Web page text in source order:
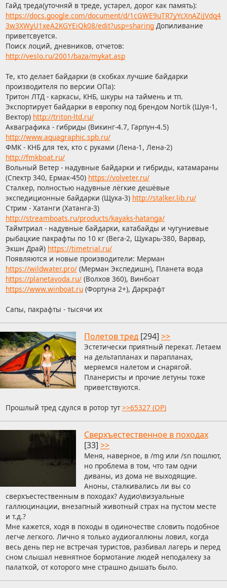
Гайд треда(уточняй в треде, устарел, дорог как память):
https://docs.google.com/document/d/1cGWE9uTR7yYcXnAZiJVdq4
3w3XWyU1xeA2KGYEiQk08/edit?usp=sharingДопиливание
приветсвуется.
Поиск лоций, дневников, отчетов:
http://veslo.ru/2001/baza/mykat.asp
Те, кто делает байдарки (в скобках лучшие байдарки
производителя по версии ОПа):
Тритон ЛТД - каркасы, КНБ, шкуры на таймень и тп.
Экспортирует байдарки в европку под брендом Nortik (Шуя-1,
Вектор) http://triton-ltd.ru/
Акваграфика - гибриды (Викинг-4.7, Гарпун-4.5)
http://www.aquagraphic.spb.ru/
ФМК - КНБ для тех, кто с руками (Лена-1, Лена-2)
http://fmkboat.ru/
Вольный Ветер - надувные байдарки и гибриды, катамараны
(Спектр 340, Ермак-450) https://volveter.ru/
Сталкер, полностью надувные лёгкие дешёвые
экспедиционные байдарки (Щука-3) http://stalker.lib.ru/
Стрим - Хатанги (Хатанга-3)
http://streamboats.ru/products/kayaks-hatanga/
Таймтриал - надувные байдарки, катабайды и чугуниевые
рыбацкие пакрафты по 10 кг (Вега-2, Щукарь-380, Варвар,
Экшн Драй) https://timetrial.ru/
Появляются и новые производители: Мерман
https://wildwater.pro/(Мерман Экспедишн), Планета вода
https://planetavoda.ru/(Волхов 360), Винбоат
https://www.winboat.ru(Фортуна 2+), Даркрафт
Сапы, пакрафты - тысячи их
Полетов тред [294] >>
Эстетически приятный перекат. Летаем
на дельтапланах и парапланах,
меряемся налетом и снарягой.
Планеристы и прочие летуны тоже
приветствуются.
Прошлый тред сдулся в ротор тут>>65327 (OP)
Сверхъестественное в походах
[33] >>
Меня, наверное, в /mg или /sn пошлют,
но проблема в том, что там одни
диваны, из дома не выходящие.
Аноны, сталкивались ли вы со
сверхъестественным в походах? Аудио\визуальные
галлюцинации, внезапный животный страх на пустом месте
и т.д.?
Мне кажется, ходя в походы в одиночестве словить подобное
легче легкого. Лично я только аудиогаллюны ловил, когда
весь день пер не встречая туристов, разбивал лагерь и перед
сном слышал невнятное бормотание людей неподалеку за
палаткой, от которого мне страшно дышать было.